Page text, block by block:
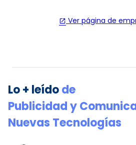
open_in_new Ver página de
Lo + leídode
Publicidad y
Nuevas Tecnologías